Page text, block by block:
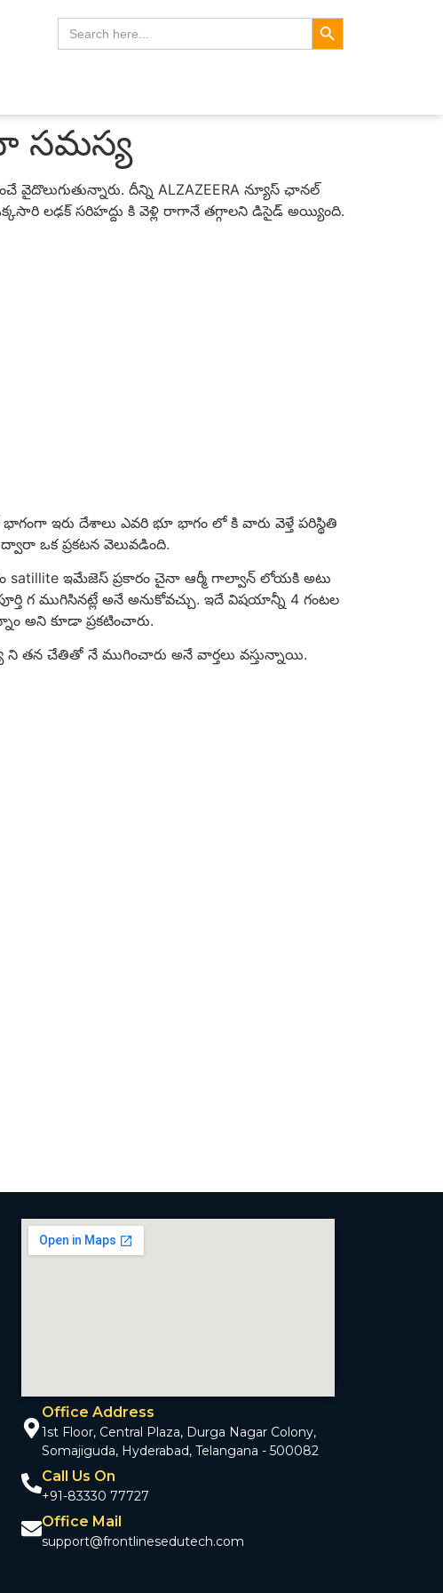
Search
for:
Search Button
సమస్య
దీన్ని ALZAZEERA న్యూస్ ఛానల్
లఢక్ సరిహద్దు కి వెళ్లి రాగానే తగ్గాలని డిసైడ్ అయ్యింది.
ఇరు దేశాలు ఎవరి భూ భాగం లో కి వారు వెళ్తే పరిస్థితి
ఒక ప్రకటన వెలువడింది.
satillite ఇమేజెస్ ప్రకారం చైనా ఆర్మీ గాల్వాన్ లోయకి అటు
గ ముగిసినట్లే అనే అనుకోవచ్చు. ఇదే విషయాన్నీ 4 గంటల
అని కూడా ప్రకటించారు.
తన చేతితో నే ముగించారు అనే వార్తలు వస్తున్నాయి.
Office Address
1st Floor, Central Plaza, Durga Nagar Colony,
Somajiguda, Hyderabad, Telangana - 500082
Call Us On
+91-83330 77727
Office Mail
support@frontlinesedutech.com